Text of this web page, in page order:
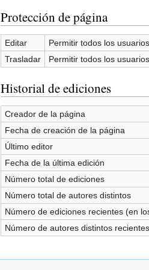
Protección de página
Editar
Permitir todos los
Trasladar
Permitir todos los
Historial de ediciones
Creador de la página
Fecha de creación de la página
Último editor
Fecha de la última edición
Número total de ediciones
Número total de autores distintos
Número de ediciones recientes (en
Número de autores distintos recientes